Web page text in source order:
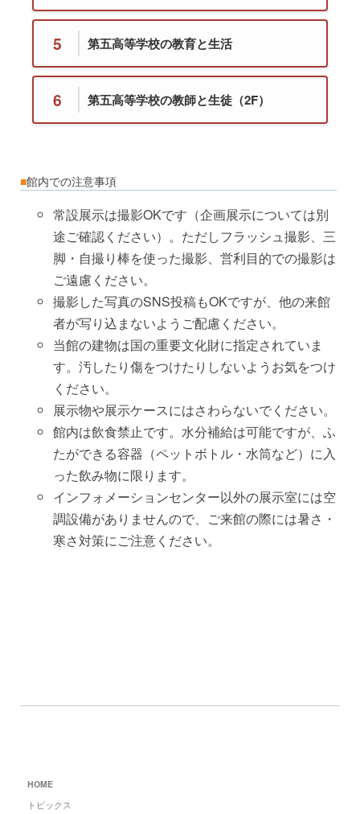
5 第五高等学校の教育と生活
6 第五高等学校の教師と生徒（2F）
■館内での注意事項
常設展示は撮影OKです（企画展示については別
途ご確認ください）。ただしフラッシュ撮影、三
脚・自撮り棒を使った撮影、営利目的での撮影は
ご遠慮ください。
撮影した写真のSNS投稿もOKですが、他の来館
者が写り込まないようご配慮ください。
当館の建物は国の重要文化財に指定されていま
す。汚したり傷をつけたりしないようお気をつけ
ください。
展示物や展示ケースにはさわらないでください。
館内は飲食禁止です。水分補給は可能ですが、ふ
たができる容器（ペットボトル・水筒など）に入
った飲み物に限ります。
インフォメーションセンター以外の展示室には空
調設備がありませんので、ご来館の際には暑さ・
寒さ対策にご注意ください。
HOME
トピックス